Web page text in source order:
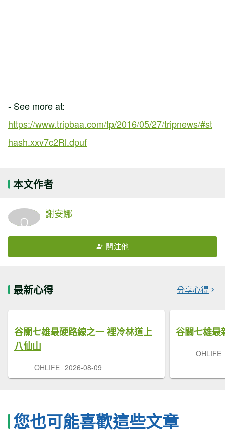
- See more at:
https://www.tripbaa.com/tp/2016/05/27/tripnews/#st
hash.xxv7c2Rl.dpuf
本文作者
謝安娜
關注他
最新心得 分享心得
谷關七雄最硬路線之一 裡冷林道上
八仙山
OHLIFE 2026-08-09
谷關七雄最
OHLIFE
您也可能喜歡這些文章